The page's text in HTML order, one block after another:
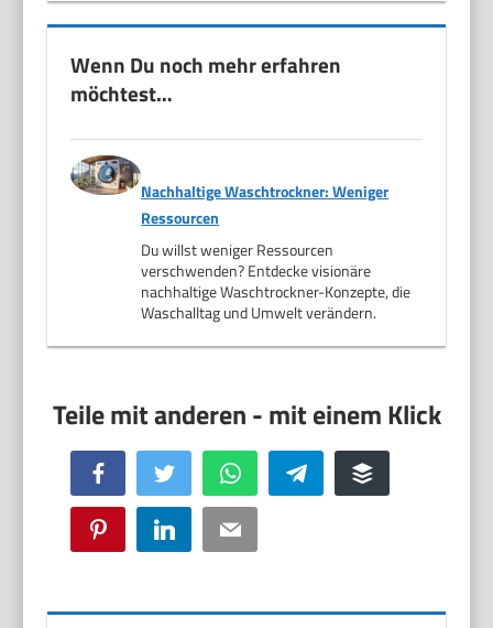
Wenn Du noch mehr erfahren
möchtest…
Nachhaltige Waschtrockner: Weniger
Ressourcen
Du willst weniger Ressourcen
verschwenden? Entdecke visionäre
nachhaltige Waschtrockner-Konzepte, die
Waschalltag und Umwelt verändern.
Facebook Twitter WhatsApp Telegram Buffer
Pinterest LinkedIn Email